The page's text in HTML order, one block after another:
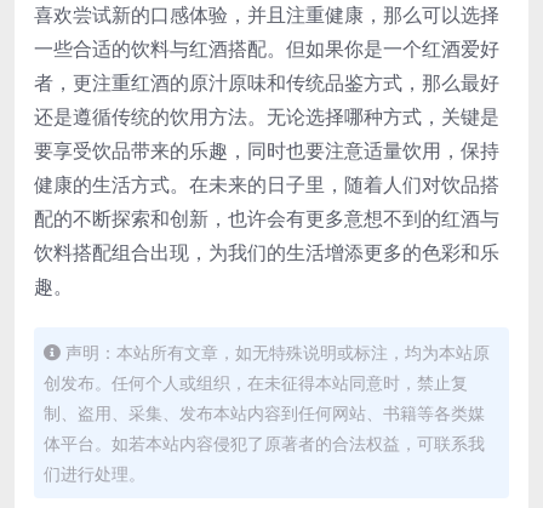
喜欢尝试新的口感体验，并且注重健康，那么可以选择
一些合适的饮料与红酒搭配。但如果你是一个红酒爱好
者，更注重红酒的原汁原味和传统品鉴方式，那么最好
还是遵循传统的饮用方法。无论选择哪种方式，关键是
要享受饮品带来的乐趣，同时也要注意适量饮用，保持
健康的生活方式。在未来的日子里，随着人们对饮品搭
配的不断探索和创新，也许会有更多意想不到的红酒与
饮料搭配组合出现，为我们的生活增添更多的色彩和乐
趣。
声明：本站所有文章，如无特殊说明或标注，均为本站原
创发布。任何个人或组织，在未征得本站同意时，禁止复
制、盗用、采集、发布本站内容到任何网站、书籍等各类媒
体平台。如若本站内容侵犯了原著者的合法权益，可联系我
们进行处理。